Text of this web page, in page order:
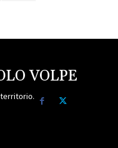
VOLPE